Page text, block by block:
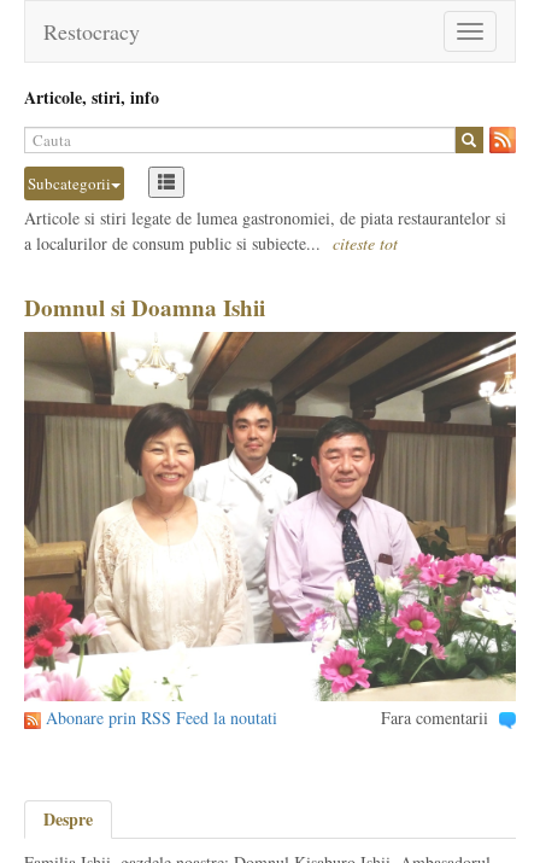
Toggle
navigation
Restocracy
Articole, stiri, info
Subcategorii
Articole si stiri legate de lumea gastronomiei, de piata restaurantelor si
a localurilor de consum public si subiecte... citeste tot
Domnul si Doamna Ishii
Abonare prin RSS Feed la noutati Fara comentarii
Despre